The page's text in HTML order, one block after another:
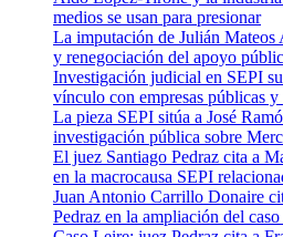
medios se usan para presionar
La imputación de Julián
y renegociación del apoyo
Investigación judicial en SEPI
vínculo con empresas públicas y
La pieza SEPI sitúa a José
investigación pública sobre
El juez Santiago Pedraz cita a
en la macrocausa SEPI
Juan Antonio Carrillo Donaire
Pedraz en la ampliación del